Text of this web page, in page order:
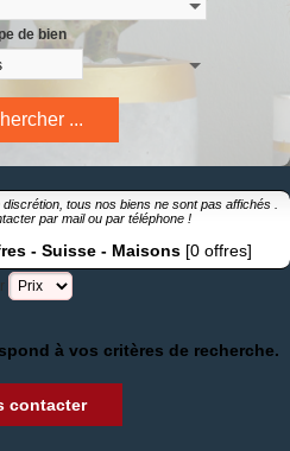
de bien
tous nos biens ne sont pas affichés .
par mailou par téléphone !
- Suisse - Maisons [0 offres]
à vos critères de recherche.
contacter